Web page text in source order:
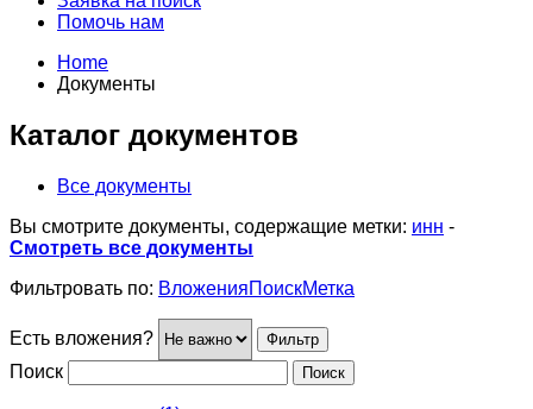
Помочь нам
Home
Документы
Каталог документов
Все документы
Вы смотрите документы, содержащие метки: инн -
Смотреть все документы
Фильтровать по: ВложенияПоискМетка
Есть вложения?
Поиск